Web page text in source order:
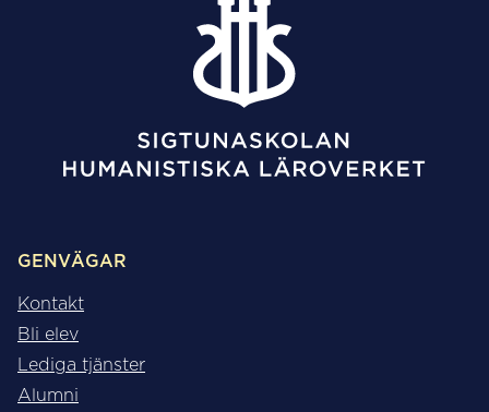
GENVÄGAR
Kontakt
Bli elev
Lediga tjänster
Alumni